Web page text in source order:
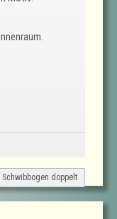
doppelt